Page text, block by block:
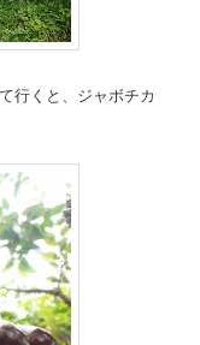
行くと、ジャボチカ